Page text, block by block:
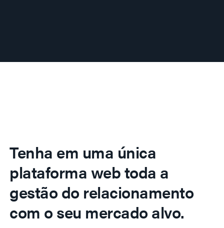
Tenha em uma única
plataforma web toda a
gestão do relacionamento
com o seu mercado alvo.